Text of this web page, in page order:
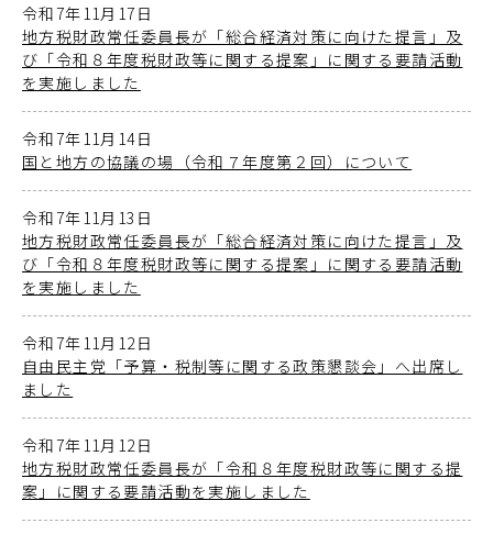
令和7年11月17日
地方税財政常任委員長が「総合経済対策に向けた提言」及
び「令和８年度税財政等に関する提案」に関する要請活動
を実施しました
令和7年11月14日
国と地方の協議の場（令和７年度第２回）について
令和7年11月13日
地方税財政常任委員長が「総合経済対策に向けた提言」及
び「令和８年度税財政等に関する提案」に関する要請活動
を実施しました
令和7年11月12日
自由民主党「予算・税制等に関する政策懇談会」へ出席し
ました
令和7年11月12日
地方税財政常任委員長が「令和８年度税財政等に関する提
案」に関する要請活動を実施しました